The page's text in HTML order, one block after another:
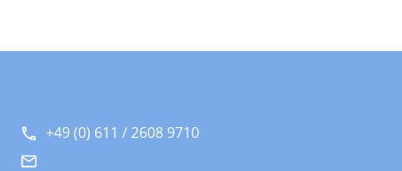
+49 (0) 611 / 2608 9710